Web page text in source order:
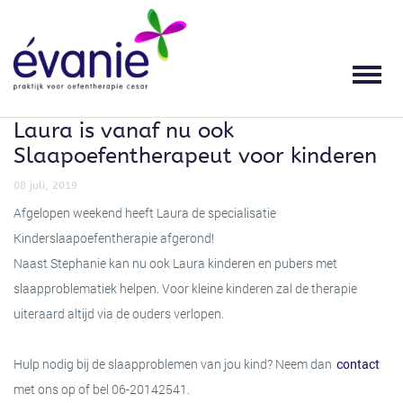
Laura is vanaf nu ook
Slaapoefentherapeut voor kinderen
08 juli, 2019
Afgelopen weekend heeft Laura de specialisatie
Kinderslaapoefentherapie afgerond!
Naast Stephanie kan nu ook Laura kinderen en pubers met
slaapproblematiek helpen. Voor kleine kinderen zal de therapie
uiteraard altijd via de ouders verlopen.
Hulp nodig bij de slaapproblemen van jou kind? Neem dan contact
met ons op of bel 06-20142541.
OEFENTHERAPIE
WAT IS OEFENTHERAPIE?
VOOR WIE IS OEFENTHERAPIE
GESCHIKT?
WERKWIJZE
GROEPSLESSEN
KLACHTEN
HOOFDPIJN EN
NEK-, SCHOUDER EN ARMKLACHTEN
RUG- EN BEKKENKLACHTEN
HEUP-, KNIE- EN VOETKLACHTEN
ADEMHALINGSKLACHTEN
WERK- EN SPORTGERELATEERDE
KLACHTEN
SPECIALISATIES
SLAAPOEFENTHERAPIE
ADEM- EN ONTSPANNINGSTHERAPIE
SENSORISCHE INTEGRATIE
SCOLIOSE BEHANDELING
SPORTMASSAGE
TERUG
THERAPEUTEN
STEPHANIE BEERS
TERUG
PRAKTIJK
LOCATIES
GEZONDHEIDSCENTRUM DORST ZORG
TERUG
OPENINGSTIJDEN
VERGOEDINGEN
TARIEVEN
KWALITEIT
DOWNLOADS
NIEUWS
ERVARINGEN